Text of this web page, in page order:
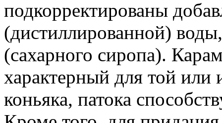
подкорректированы
(дистиллированной)
(сахарного сиропа).
характерный для той
коньяка, патока